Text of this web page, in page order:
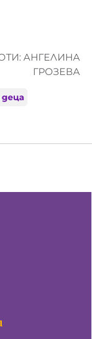
АНГЕЛИНА
ГРОЗЕВА
деца